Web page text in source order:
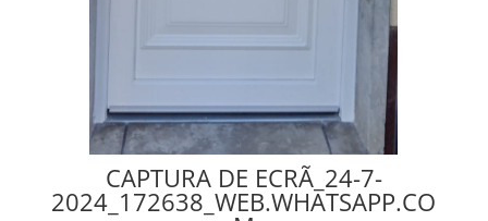
CAPTURA DE ECRÃ_24-7-
2024_172638_WEB.WHATSAPP.CO